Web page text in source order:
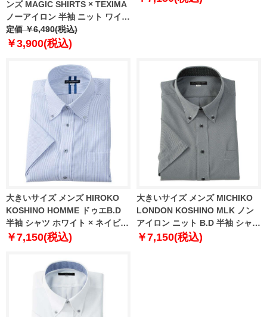
ンズ MAGIC SHIRTS × TEXIMA
ノーアイロン 半袖 ニット ワイシ
ャツ 吸水速乾 ストレッチ 日本製
生地使用 ms-210204
定価 ￥6,490(税込)
￥3,900(税込)
大きいサイズ メンズ HIROKO
KOSHINO HOMME ドゥエB.D
半袖 シャツ ホワイト × ネイビー
1277-4211-1 4L 5L 6L 7L 8L 9L
￥7,150(税込)
大きいサイズ メンズ MICHIKO
LONDON KOSHINO MLK ノン
アイロン ニット B.D 半袖 シャツ
グレー 1277-6211-1 3L 4L 5L
￥7,150(税込)